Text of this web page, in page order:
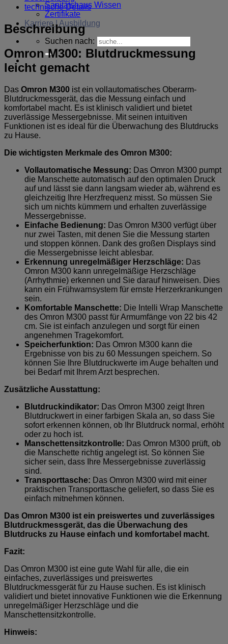
Sanitätshaus Wissen
Zertifikate
Karriere | Ausbildung
Suchen nach:
technische Details
Beschreibung
Omron M300: Blutdruckmessung
leicht gemacht
Das Omron M300 ist ein vollautomatisches Oberarm-
Blutdruckmessgerät, das die Messung einfach und
komfortabel macht. Es ist klinisch validiert und bietet
zuverlässige Messergebnisse. Mit seinen intuitiven
Funktionen ist es ideal für die Überwachung des Blutdrucks
zu Hause.
Die wichtigsten Merkmale des Omron M300:
Vollautomatische Messung: Das Omron M300 pumpt
die Manschette automatisch auf den optimalen Druck
auf und lässt sie dann langsam wieder ab, während es
gleichzeitig Ihre Herzfrequenz misst. So müssen Sie
sich um nichts kümmern und erhalten zuverlässige
Messergebnisse.
Einfache Bedienung: Das Omron M300 verfügt über
nur zwei Tasten, mit denen Sie die Messung starten
und stoppen können. Dank des großen Displays sind
die Messergebnisse leicht ablesbar.
Erkennung unregelmäßiger Herzschläge: Das
Omron M300 kann unregelmäßige Herzschläge
(Arrhythmie) erkennen und Sie darauf hinweisen. Dies
kann ein Frühwarnsystem für ernste Herzerkrankungen
sein.
Komfortable Manschette: Die Intelli Wrap Manschette
des Omron M300 passt für Armumfänge von 22 bis 42
cm. Sie ist einfach anzulegen und sorgt für einen
angenehmen Tragekomfort.
Speicherfunktion: Das Omron M300 kann die
Ergebnisse von bis zu 60 Messungen speichern. So
können Sie Ihre Blutdruckwerte im Auge behalten und
bei Bedarf mit Ihrem Arzt besprechen.
Zusätzliche Ausstattung:
Blutdruckindikator: Das Omron M300 zeigt Ihren
Blutdruckwert in einer farbigen Skala an, so dass Sie
sofort erkennen können, ob Ihr Blutdruck normal, erhöht
oder zu hoch ist.
Manschettensitzkontrolle: Das Omron M300 prüft, ob
die Manschette richtig angelegt ist. So können Sie
sicher sein, dass Ihre Messergebnisse zuverlässig
sind.
Transporttasche: Das Omron M300 wird mit einer
praktischen Transporttasche geliefert, so dass Sie es
einfach mitnehmen können.
Das Omron M300 ist ein preiswertes und zuverlässiges
Blutdruckmessgerät, das die Überwachung des
Blutdrucks zu Hause einfach und komfortabel macht.
Fazit:
Das Omron M300 ist eine gute Wahl für alle, die ein
einfaches, zuverlässiges und preiswertes
Blutdruckmessgerät für zu Hause suchen. Es ist klinisch
validiert und bietet innovative Funktionen wie die Erkennung
unregelmäßiger Herzschläge und die
Manschettensitzkontrolle.
Hinweis: